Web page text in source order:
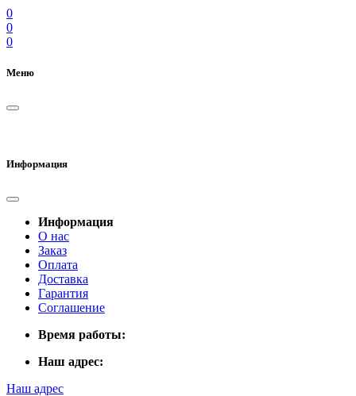
0
0
0
Меню
Информация
Информация
О нас
Заказ
Оплата
Доставка
Гарантия
Соглашение
Время работы:
Наш адрес:
Наш адрес